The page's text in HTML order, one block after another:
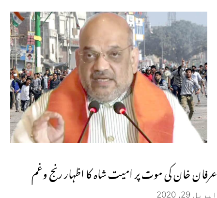
عرفان خان کی موت پر امیت شاہ کا اظہار رنج وغم
اپریل 29, 2020